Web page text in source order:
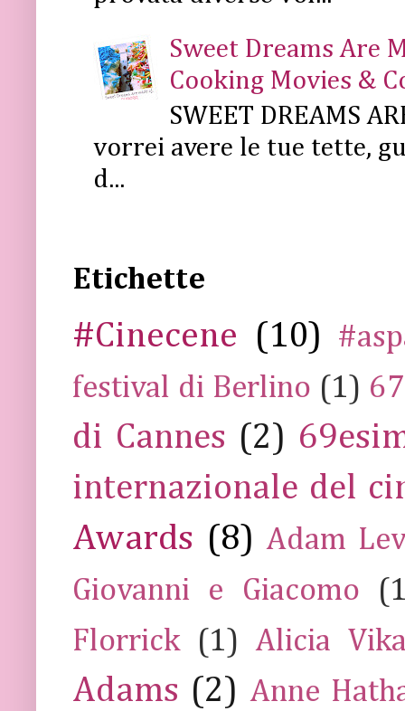
Sweet Dreams Are
Cooking Movies &
SWEET DREAMS
vorrei avere le tue tette,
d...
Etichette
#Cinecene (10)
festival di Berlino (1)
di Cannes (2)
internazionale del
Awards (8) Adam
Giovanni e Giacomo
Florrick
(1) Alicia
Adams (2) Anne